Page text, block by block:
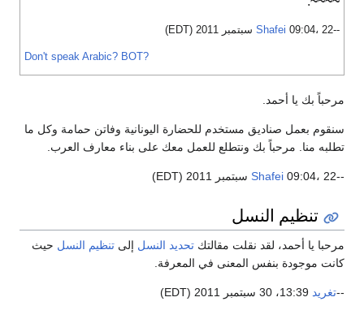
Shafei09:04، 22 سبتمبر 2011 (EDT)
Don't speak Arabic? BOT?
بك يا أحمد.
بعمل صناديق مستخدم للحضارة اليونانية وفاتن حمامة وكل ما
منا. مرحباً بك ونتطلع للعمل معك على بناء معارف العرب.
Shafei09:04، 22 سبتمبر 2011 (EDT)
تنظيم النسل
يا أحمد، لقد نقلت مقالتكتحديد النسلإلى تنظيم النسلحيث
موجودة بنفس المعنى في المعرفة.
تغريد13:39، 30 سبتمبر 2011 (EDT)